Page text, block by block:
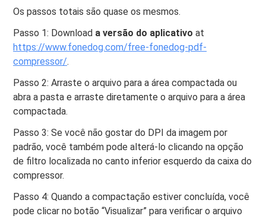
Os passos totais são quase os mesmos.
Passo 1: Download a versão do aplicativo at
https://www.fonedog.com/free-fonedog-pdf-
compressor/.
Passo 2: Arraste o arquivo para a área compactada ou
abra a pasta e arraste diretamente o arquivo para a área
compactada.
Passo 3: Se você não gostar do DPI da imagem por
padrão, você também pode alterá-lo clicando na opção
de filtro localizada no canto inferior esquerdo da caixa do
compressor.
Passo 4: Quando a compactação estiver concluída, você
pode clicar no botão “Visualizar” para verificar o arquivo